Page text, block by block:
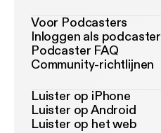
Voor Podcasters
Inloggen als podcaster
Podcaster FAQ
Community-richtlijnen
Luister op iPhone
Luister op Android
Luister op het web